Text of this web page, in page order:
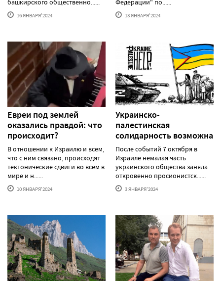
16 ЯНВАРЯ'2024 13 ЯНВАРЯ'2024
Евреи под землей
оказались правдой: что
происходит?
В отношении к Израилю и всем,
что с ним связано, происходят
тектонические сдвиги во всем в
мире и н......
10 ЯНВАРЯ'2024
Украинско-
палестинская
солидарность возможна
После событий 7 октября в
Израиле немалая часть
украинского общества заняла
откровенно просионистск......
3 ЯНВАРЯ'2024